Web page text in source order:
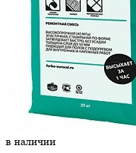
в наличии